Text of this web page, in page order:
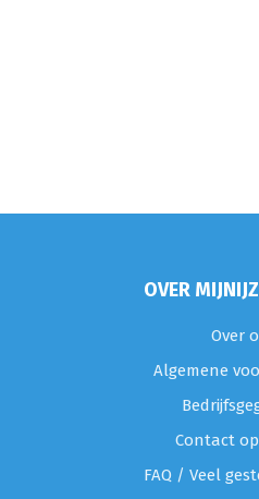
OVER
Over
Algemene
Contact
FAQ / Veel